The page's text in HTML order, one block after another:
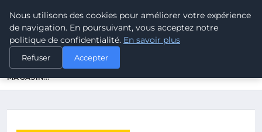
Maurimedia
MÉDIA & INFORMATION
ACCUEIL
CRÉATION D’ENTREPRISE
DÉCOUVREZ DES EXEMPLES INSPIRANTS DE SIGNALÉTIQUE
MAGASIN…
Nous utilisons des cookies pour améliorer votre expérience
de navigation. En poursuivant, vous acceptez notre
politique de confidentialité. En savoir plus
Refuser Accepter